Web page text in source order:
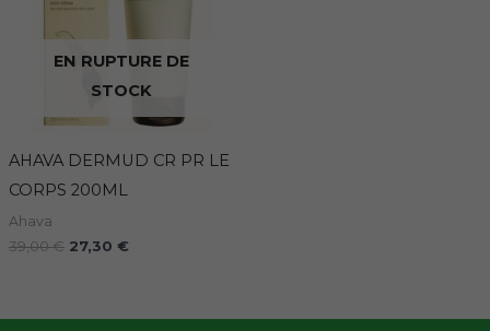
EN RUPTURE DE
STOCK
AHAVA DERMUD CR PR LE
CORPS 200ML
Ahava
39,00€ 27,30 €